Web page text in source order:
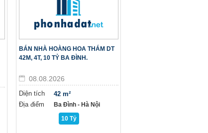
BÁN NHÀ HOÀNG HOA THÁM DT
42M, 4T, 10 TỶ BA ĐÌNH.
08.08.2026
Diện tích
Địa điểm
42 m²
Ba Đình - Hà Nội
10 Tỷ